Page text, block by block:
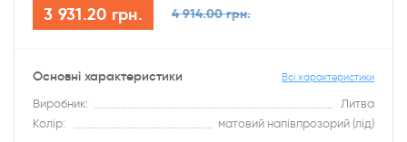
3 931.20 грн. 4 914.00 грн.
Основні характеристики Всі характеристики
Виробник:
Литва
Колір:
матовий напівпрозорий (лід)